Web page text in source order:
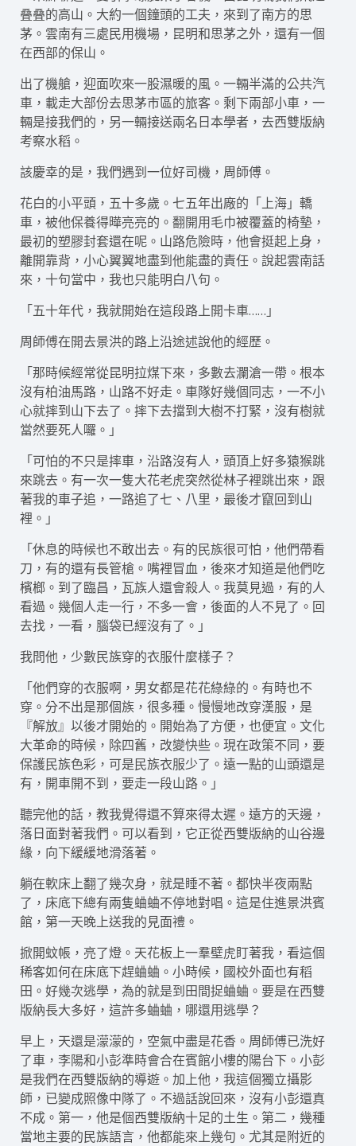
叠叠的高山。大約一個鐘頭的工夫，來到了南方的思
茅。雲南有三處民用機場，昆明和思茅之外，還有一個
在西部的保山。
出了機艙，迎面吹來一股濕暖的風。一輛半滿的公共汽
車，載走大部份去思茅市區的旅客。剩下兩部小車，一
輛是接我們的，另一輛接送兩名日本學者，去西雙版納
考察水稻。
該慶幸的是，我們遇到一位好司機，周師傅。
花白的小平頭，五十多歲。七五年出廠的「上海」轎
車，被他保養得曄亮亮的。翻開用毛巾被覆蓋的椅墊，
最初的塑膠封套還在呢。山路危險時，他會挺起上身，
離開靠背，小心翼翼地盡到他能盡的責任。說起雲南話
來，十句當中，我也只能明白八句。
「五十年代，我就開始在這段路上開卡車……」
周師傅在開去景洪的路上沿途述說他的經歷。
「那時候經常從昆明拉煤下來，多數去瀾滄一帶。根本
沒有柏油馬路，山路不好走。車隊好幾個同志，一不小
心就摔到山下去了。摔下去擋到大樹不打緊，沒有樹就
當然要死人囉。」
「可怕的不只是摔車，沿路沒有人，頭頂上好多猿猴跳
來跳去。有一次一隻大花老虎突然從林子裡跳出來，跟
著我的車子追，一路追了七、八里，最後才竄回到山
裡。」
「休息的時候也不敢出去。有的民族很可怕，他們帶看
刀，有的還有長管槍。嘴裡冒血，後來才知道是他們吃
檳榔。到了臨昌，瓦族人還會殺人。我莫見過，有的人
看過。幾個人走一行，不多一會，後面的人不見了。回
去找，一看，腦袋已經沒有了。」
我問他，少數民族穿的衣服什麼樣子？
「他們穿的衣服啊，男女都是花花綠綠的。有時也不
穿。分不出是那個族，很多種。慢慢地改穿漢服，是
『解放』以後才開始的。開始為了方便，也便宜。文化
大革命的時候，除四舊，改變快些。現在政策不同，要
保護民族色彩，可是民族衣服少了。遠一點的山頭還是
有，開車開不到，要走一段山路。」
聽完他的話，教我覺得還不算來得太遲。遠方的天邊，
落日面對著我們。可以看到，它正從西雙版納的山谷邊
緣，向下緩緩地滑落著。
躺在軟床上翻了幾次身，就是睡不著。都快半夜兩點
了，床底下總有兩隻蛐蛐不停地對唱。這是住進景洪賓
館，第一天晚上送我的見面禮。
掀開蚊帳，亮了燈。天花板上一羣壁虎盯著我，看這個
稀客如何在床底下趕蛐蛐。小時候，國校外面也有稻
田。好幾次逃學，為的就是到田間捉蛐蛐。要是在西雙
版納長大多好，這許多蛐蛐，哪還用逃學？
早上，天還是濛濛的，空氣中盡是花香。周師傅已洗好
了車，李陽和小彭準時會合在賓館小樓的陽台下。小彭
是我們在西雙版納的導遊。加上他，我這個獨立攝影
師，已變成照像中隊了。不過話說回來，沒有小彭還真
不成。第一，他是個西雙版納十足的土生。第二，幾種
當地主要的民族語言，他都能來上幾句。尤其是附近的